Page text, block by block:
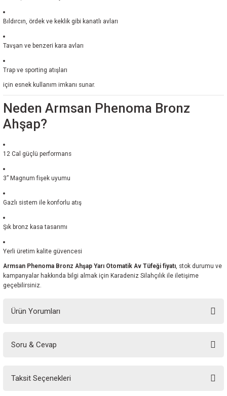
Bıldırcın, ördek ve keklik gibi kanatlı avları
Tavşan ve benzeri kara avları
Trap ve sporting atışları
için esnek kullanım imkanı sunar.
Neden Armsan Phenoma Bronz
Ahşap?
12 Cal güçlü performans
3” Magnum fişek uyumu
Gazlı sistem ile konforlu atış
Şık bronz kasa tasarımı
Yerli üretim kalite güvencesi
Armsan Phenoma Bronz Ahşap Yarı Otomatik Av Tüfeği fiyatı, stok durumu ve
kampanyalar hakkında bilgi almak için Karadeniz Silahçılık ile iletişime
geçebilirsiniz.
Ürün Yorumları
Soru & Cevap
Taksit Seçenekleri